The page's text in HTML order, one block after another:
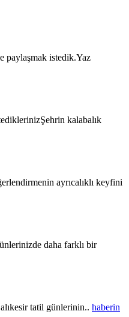
paylaşmak istedik.Yaz
kalabalık
ayrıcalıklı keyfini
daha farklı bir
tatil günlerinin.. haberin